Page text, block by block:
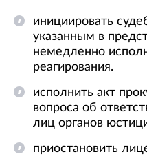
инициировать
указанным в
немедленно
реагирования.
исполнить акт
вопроса об
лиц органов
приостановить